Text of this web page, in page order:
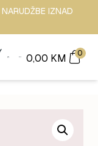
IZNAD
0,00 KM 0